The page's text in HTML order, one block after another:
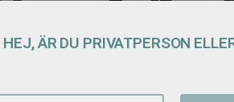
HEJ, ÄR DU PRIVATPERSON